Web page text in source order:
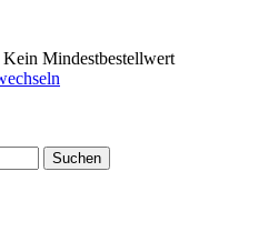
Kein Mindestbestellwert
Suchen